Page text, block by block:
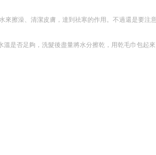
擦澡、清潔皮膚，達到祛寒的作用。不過還是要注
是否足夠，洗髮後盡量將水分擦乾，用乾毛巾包起